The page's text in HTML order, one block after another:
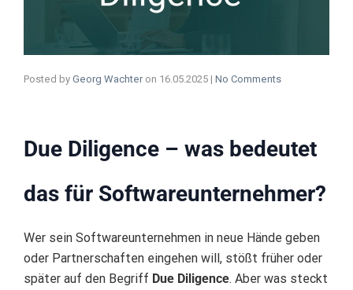
Posted by Georg Wachter on 16.05.2025 | No Comments
Due Diligence – was bedeutet
das für Softwareunternehmer?
Wer sein Softwareunternehmen in neue Hände geben
oder Partnerschaften eingehen will, stößt früher oder
später auf den Begriff Due Diligence. Aber was steckt